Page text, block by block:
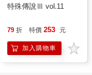
特殊傳說Ⅲ vol.11
79 折 特價 253 元
加入購物車